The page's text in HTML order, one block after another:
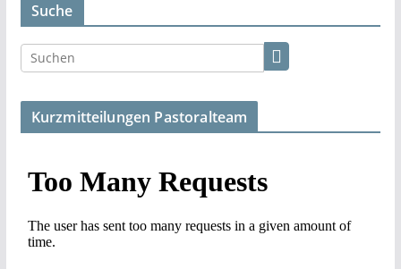
Suche
Kurzmitteilungen Pastoralteam